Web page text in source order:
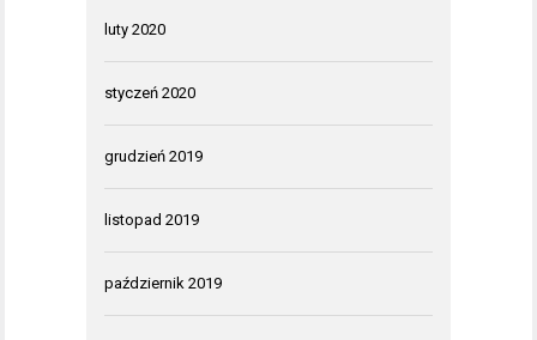
luty 2020
styczeń 2020
grudzień 2019
listopad 2019
październik 2019